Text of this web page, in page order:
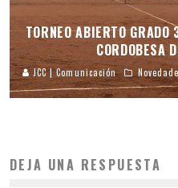
TORNEO ABIERTO GRADO
CORDOBESA
JCC | Comunicación
DEJA UNA RESPUESTA